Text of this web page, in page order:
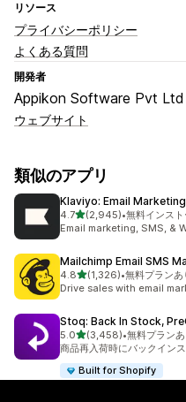
リソース
プライバシーポリシー
よくある質問
開発者
Appikon Software Pvt Ltd
ウェブサイト
類似のアプリ
Klaviyo: Email Marketing
4.75つ星中
(2,945)
合計レビュー数：2945件
•無料インス
Email marketing, SMS, &
Mailchimp Email SMS
4.85つ星中
(1,326)
合計レビュー数：1326件
•無料プランあ
Drive sales with email
Stoq: Back In Stock,
5.05つ星中
(3,458)
合計レビュー数：3458件
•無料プランあ
商品再入荷時にバックイン
Built for Shopify